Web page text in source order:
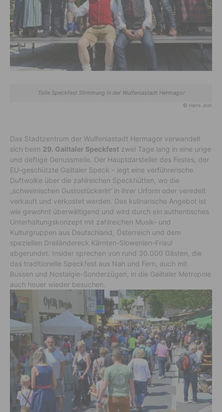
Tolle Speckfest Stimmung in der Wulfeniastadt Hermagor
© Hans Jost
Das Stadtzentrum der Wulfeniastadt Hermagor verwandelt
sich beim 29. Gailtaler Speckfest zwei Tage lang in eine urige
und deftige Genussmeile. Der Hauptdarsteller des Festes, der
EU-geschützte Gailtaler Speck – legt eine verführerische
Duftwolke über die zahlreichen Speckhütten, wo die
„schweinischen Gustostückerln“ in ihrer Urform oder veredelt
verkauft und verkostet werden. Das kulinarische Angebot ist
wie gewohnt überwältigend und wird durch ein authentisches
Unterhaltungskonzept mit zahlreichen Musik- und
Kulturgruppen aus Deutschland, Österreich und dem
speziellen Dreiländereck Kärnten-Slowenien-Friaul
abgerundet. Insider sprechen von rund 30.000 Gästen, die
das traditionelle Speckfest aus Nah und Fern, auch mit
Bussen und Nostalgie-Sonderzügen, in die Gailtaler Metropole
auch heuer wieder besuchen.